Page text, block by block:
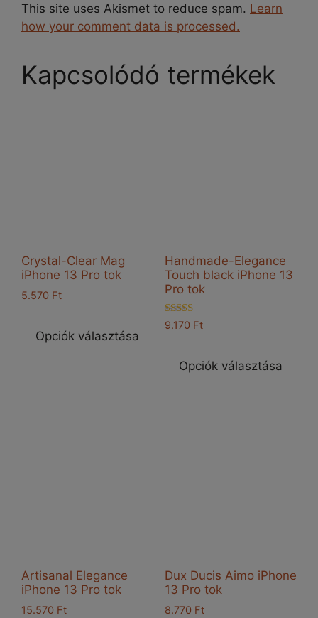
This site uses Akismet to reduce spam. Learn
how your comment data is processed.
Kapcsolódó termékek
Crystal-Clear Mag
iPhone 13 Pro tok
5.570 Ft
Opciók választása
Handmade-Elegance
Touch black iPhone 13
Pro tok
Értékelés:
9.170 Ft
Opciók választása
Artisanal Elegance
iPhone 13 Pro tok
15.570 Ft
Dux Ducis Aimo iPhone
13 Pro tok
8.770 Ft